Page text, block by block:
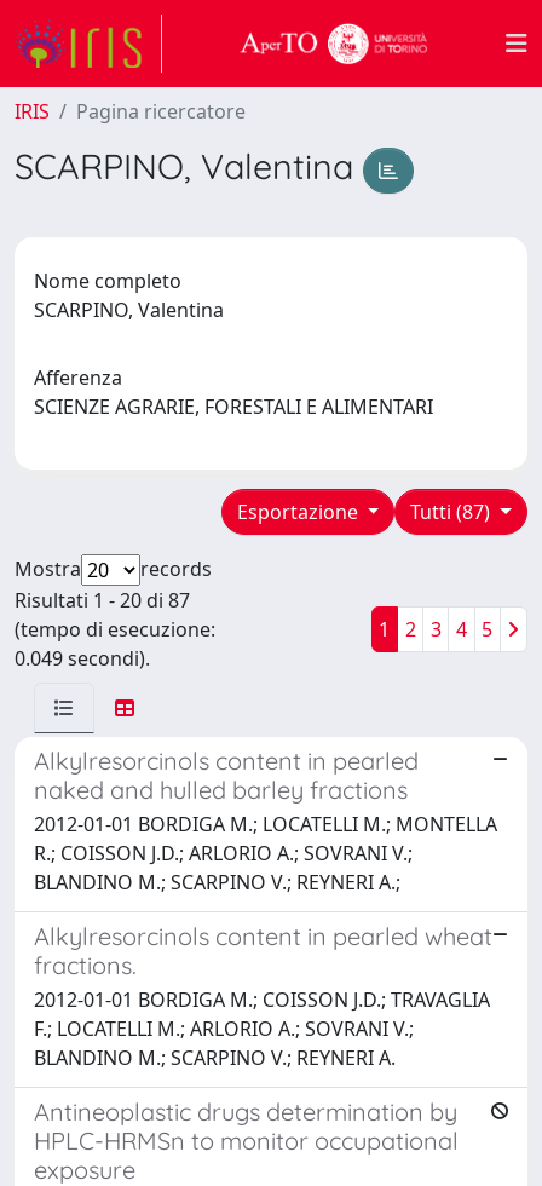
IRIS Pagina ricercatore
SCARPINO, Valentina
Nome completo
SCARPINO, Valentina
Afferenza
SCIENZE AGRARIE, FORESTALI E ALIMENTARI
Tutti (87)
Esportazione
Mostra
records
Risultati 1 - 20 di 87
(tempo di esecuzione:
0.049 secondi).
1 2 3 4 5
Alkylresorcinols content in pearled
naked and hulled barley fractions
2012-01-01 BORDIGA M.; LOCATELLI M.; MONTELLA
R.; COISSON J.D.; ARLORIO A.; SOVRANI V.;
BLANDINO M.; SCARPINO V.; REYNERI A.;
Alkylresorcinols content in pearled wheat
fractions.
2012-01-01 BORDIGA M.; COISSON J.D.; TRAVAGLIA
F.; LOCATELLI M.; ARLORIO A.; SOVRANI V.;
BLANDINO M.; SCARPINO V.; REYNERI A.
Antineoplastic drugs determination by
HPLC-HRMSn to monitor occupational
exposure